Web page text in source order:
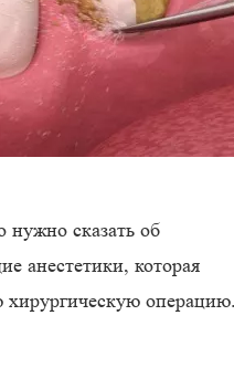
нужно сказать об
анестетики, которая